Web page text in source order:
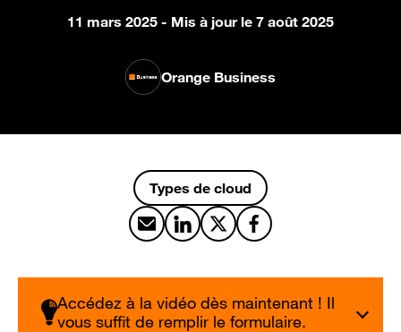
11 mars 2025 - Mis à jour le 7 août 2025
Orange Business
Types de cloud
Partager par email
Partager sur LinkedIn
Partager sur X
Partager sur Facebook
Accédez à la vidéo dès maintenant ! Il
vous suffit de remplir le formulaire.